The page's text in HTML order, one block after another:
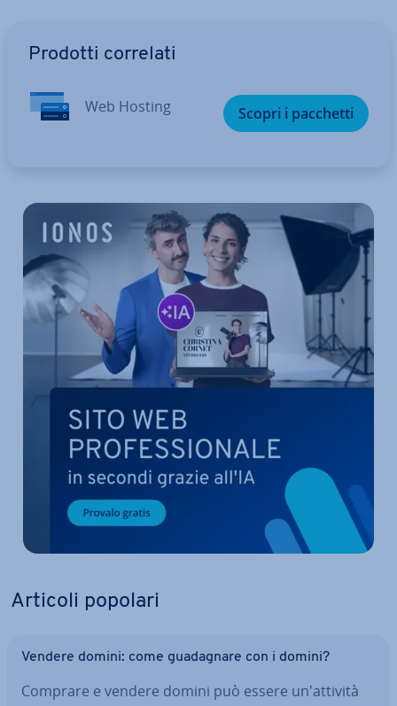
Prodotti correlati
Web Hosting Scopri i pacchetti
Articoli popolari
Vendere domini: come gua­da­gna­re con i domini?
Comprare e vendere domini può essere un'at­ti­vi­tà